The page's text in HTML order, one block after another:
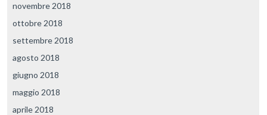
novembre 2018
ottobre 2018
settembre 2018
agosto 2018
giugno 2018
maggio 2018
aprile 2018